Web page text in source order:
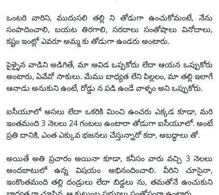
ఒంటరి వారిని, ముదుసలి తల్లి ని తోడుగా ఉంచుకోమంటే, నేను
సంపాదించాలి, బయట తిరగాలి, సరదాలు సంతోషాలు వినోదాలు,
కష్టం ఇంట్లో ఎవరూ అమ్మ కు తోడుగా ఉండరు అంటారు.
పైళ్ళైన వాడిని అడిగితే, మా ఆవిడ ఒప్పకోదు లేదా ఆయన ఒప్పుకోరు
అంటారు, ఏవేవో సాకులు. మేము బాధ్యత లేని పిల్లలం, మా తల్లి ఇలాగే
ఆనాడు అనుకుని ఉంటే, రోడ్డు న పడి ఉండే వాళ్ళం అని ఒప్పుకోరు.
ఐసీయూలో అసలు లేదా ఒకరికి మించి ఉంచరు ఎక్కడ కూడా, మరి
ఇంతమంది 3 నెలలు 24 గంటలు ఉంటారా తోడుగా ఐసీయూలో. అంటే
ప్రతి దానికి, ఎంత ఎక్కువ భజనలు చేస్తున్నారో కదా, అబద్ధాలు తో.
అయితే అతి ప్రచారం అయినా కూడా, కనీసం వారు వచ్చి 3 నెలలు
అందబాటులో ఉన్న విషయం అభినందించాలి. వీరిని చూసైనా,
ఇంకొంతమంది తల్లి దండ్రులు లేదా బిడ్డలు ను, తమతోనే ఉంచుకుని